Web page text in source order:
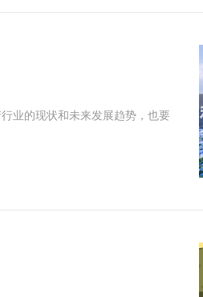
业的现状和未来发展趋势，也要